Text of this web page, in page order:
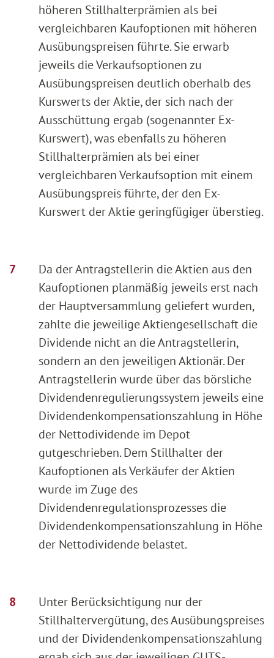
höheren Stillhalterprämien als bei
vergleichbaren Kaufoptionen mit höheren
Ausübungspreisen führte. Sie erwarb
jeweils die Verkaufsoptionen zu
Ausübungspreisen deutlich oberhalb des
Kurswerts der Aktie, der sich nach der
Ausschüttung ergab (sogenannter Ex-
Kurswert), was ebenfalls zu höheren
Stillhalterprämien als bei einer
vergleichbaren Verkaufsoption mit einem
Ausübungspreis führte, der den Ex-
Kurswert der Aktie geringfügiger überstieg.
Da der Antragstellerin die Aktien aus den
Kaufoptionen planmäßig jeweils erst nach
der Hauptversammlung geliefert wurden,
zahlte die jeweilige Aktiengesellschaft die
Dividende nicht an die Antragstellerin,
sondern an den jeweiligen Aktionär. Der
Antragstellerin wurde über das börsliche
Dividendenregulierungssystem jeweils eine
Dividendenkompensationszahlung in Höhe
der Nettodividende im Depot
gutgeschrieben. Dem Stillhalter der
Kaufoptionen als Verkäufer der Aktien
wurde im Zuge des
Dividendenregulationsprozesses die
Dividendenkompensationszahlung in Höhe
der Nettodividende belastet.
Unter Berücksichtigung nur der
Stillhaltervergütung, des Ausübungspreises
und der Dividendenkompensationszahlung